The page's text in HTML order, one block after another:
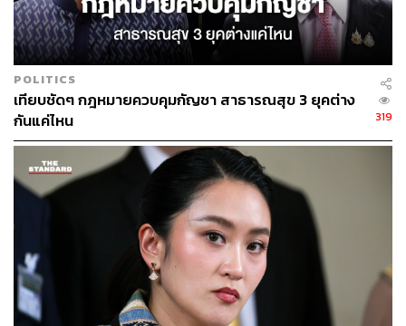
POLITICS
เทียบชัดๆ กฎหมายควบคุมกัญชา สาธารณสุข 3 ยุคต่าง
กันแค่ไหน
319